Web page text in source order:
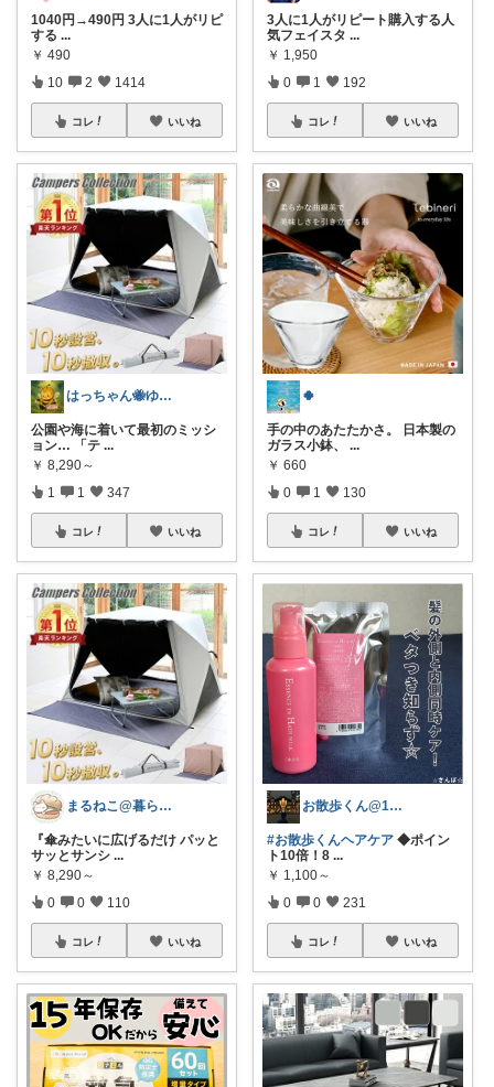
1040円→490円 3人に1人がリピ
する ...
￥ 490
10 2 1414
コレ いいね
はっちゃん🐝ゆるレビュー
公園や海に着いて最初のミッシ
ョン… 「テ ...
￥ 8,290～
1 1 347
コレ いいね
まるねこ@暮らしと子育て🐈️🌸
『傘みたいに広げるだけ パッと
サッとサンシ ...
￥ 8,290～
0 0 110
コレ いいね
3人に1人がリピート購入する人
気フェイスタ ...
￥ 1,950
0 1 192
コレ いいね
🍀
手の中のあたたかさ。 日本製の
ガラス小鉢、
...
￥ 660
0 1 130
コレ いいね
お散歩くん@1日1万歩歩く人
#お散歩くんヘアケア ◆ポイン
ト10倍！8 ...
￥ 1,100～
0 0 231
コレ いいね